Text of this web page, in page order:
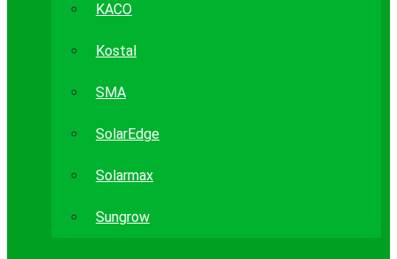
KACO
Kostal
SMA
SolarEdge
Solarmax
Sungrow